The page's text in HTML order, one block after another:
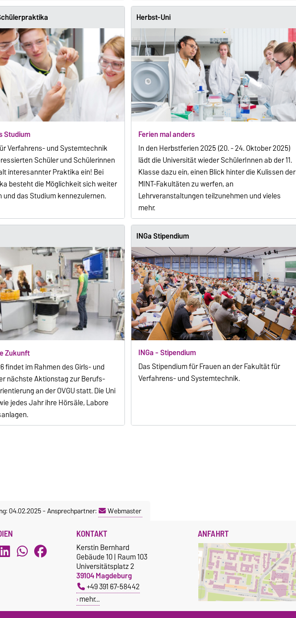
Studium
Verfahrens- und Systemtechnik
Schüler und Schülerinnen
interesannter Praktika ein! Bei
besteht die Möglichkeit sich weiter
das Studium kennezulernen.
Herbst-Uni
Ferien mal anders
In den Herbstferien 2025 (20. - 24. Oktober 2025)
lädt die Universität wieder SchülerInnen ab der 11.
Klasse dazu ein, einen Blick hinter die Kulissen der
MINT-Fakultäten zu werfen, an
Lehrveranstaltungen teilzunehmen und vieles
mehr.
Zukunft
findet im Rahmen des Girls- und
nächste Aktionstag zur Berufs-
an der OVGU statt. Die Uni
jedes Jahr ihre Hörsäle, Labore
INGa Stipendium
INGa - Stipendium
Das Stipendium für Frauen an der Fakultät für
Verfahrens- und Systemtechnik.
04.02.2025-Ansprechpartner: Webmaster
KONTAKT
Kerstin Bernhard
Gebäude 10 | Raum 103
Universitätsplatz 2
39104 Magdeburg
+49 391 67-58442
mehr…
ANFAHRT